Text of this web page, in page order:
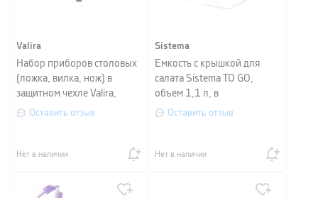
Valira
Набор приборов столовых
(ложка, вилка, нож) в
защитном чехле Valira,
серый, 3 предмета
Оставить отзыв
Нет в наличии
Sistema
Емкость с крышкой для
салата Sistema TO GO,
объем 1,1 л, в
ассортименте
Оставить отзыв
Нет в наличии